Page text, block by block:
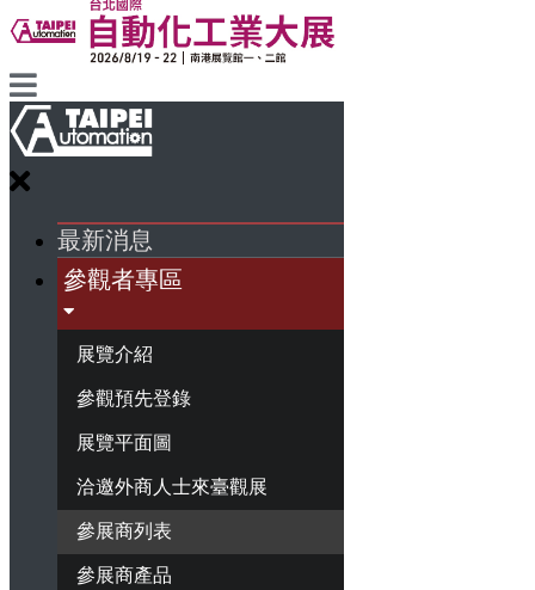
最新消息
參觀者專區
展覽介紹
參觀預先登錄
展覽平面圖
洽邀外商人士來臺觀展
參展商列表
參展商產品